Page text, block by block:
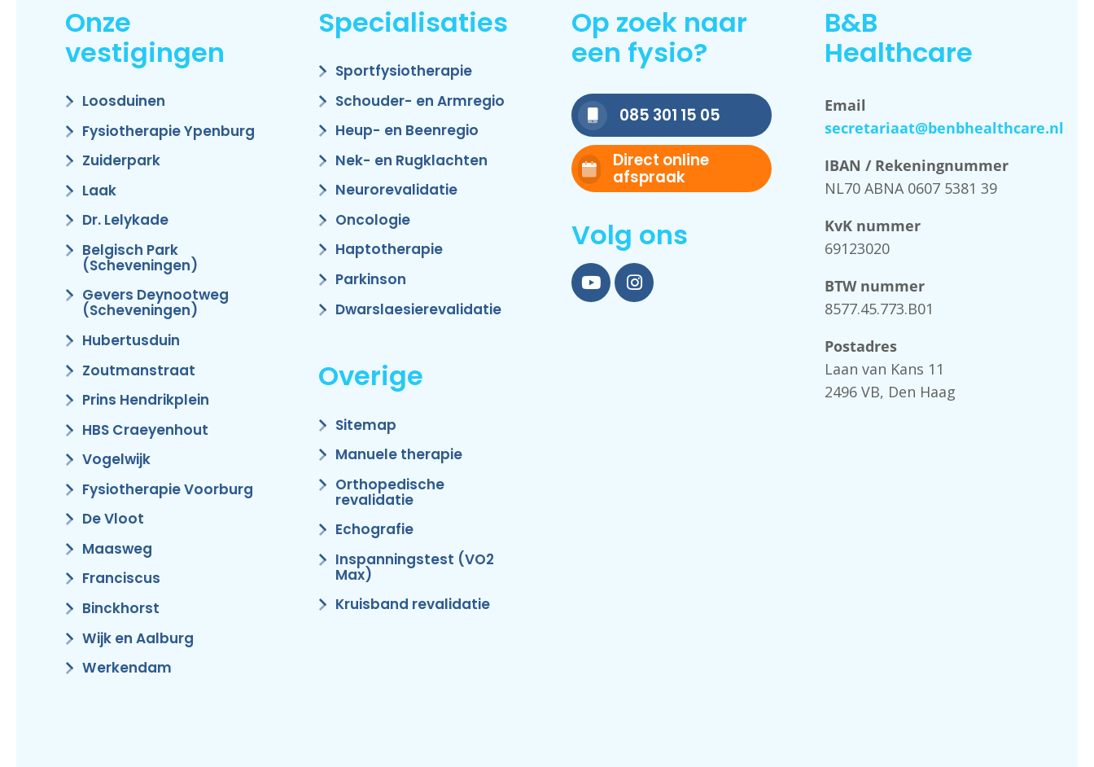
Onze
vestigingen
Loosduinen
Fysiotherapie Ypenburg
Zuiderpark
Laak
Dr. Lelykade
Belgisch Park
(Scheveningen)
Gevers Deynootweg
(Scheveningen)
Hubertusduin
Zoutmanstraat
Prins Hendrikplein
HBS Craeyenhout
Vogelwijk
Fysiotherapie Voorburg
De Vloot
Maasweg
Franciscus
Binckhorst
Wijk en Aalburg
Werkendam
Specialisaties
Sportfysiotherapie
Schouder- en Armregio
Heup- en Beenregio
Nek- en Rugklachten
Neurorevalidatie
Oncologie
Haptotherapie
Parkinson
Dwarslaesierevalidatie
Overige
Sitemap
Manuele therapie
Orthopedische
revalidatie
Echografie
Inspanningstest (VO2
Max)
Kruisband revalidatie
Op zoek naar
een fysio?
085 301 15 05
Direct online
afspraak
Volg ons
YouTubeInstagram
B&B
Healthcare
Email
secretariaat@benbhealthcare.nl
IBAN / Rekeningnummer
NL70 ABNA 0607 5381 39
KvK nummer
69123020
BTW nummer
8577.45.773.B01
Postadres
Laan van Kans 11
2496 VB, Den Haag